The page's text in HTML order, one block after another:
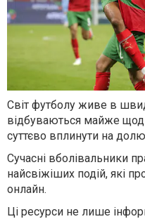
Світ футболу живе в
відбуваються майже
суттєво вплинути на
Сучасні вболівальники
найсвіжіших подій, які
онлайн.
Ці ресурси не лише